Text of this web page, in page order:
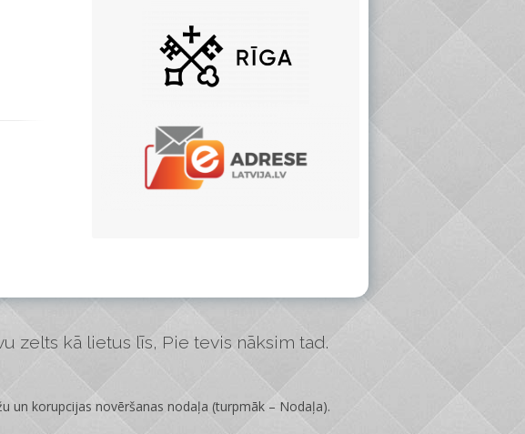
zelts kā lietus līs, Pie tevis nāksim tad.
un korupcijas novēršanas nodaļa (turpmāk – Nodaļa).